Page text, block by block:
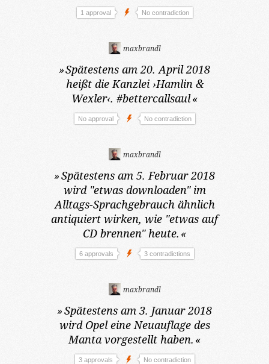
1 approval No contradiction
maxbrandl
»Spätestens am 20. April 2018
heißt die Kanzlei ›Hamlin &
Wexler‹. #bettercallsaul«
No approval No contradiction
maxbrandl
»Spätestens am 5. Februar 2018
wird "etwas downloaden" im
Alltags-Sprachgebrauch ähnlich
antiquiert wirken, wie "etwas auf
CD brennen" heute. «
6 approvals 3 contradictions
maxbrandl
»Spätestens am 3. Januar 2018
wird Opel eine Neuauflage des
Manta vorgestellt haben. «
3 approvals No contradiction